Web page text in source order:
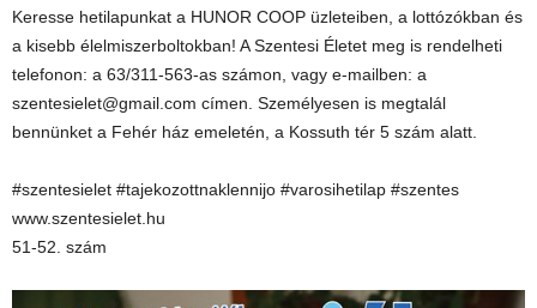
Keresse hetilapunkat a HUNOR COOP üzleteiben, a lottózókban és
a kisebb élelmiszerboltokban! A Szentesi Életet meg is rendelheti
telefonon: a 63/311-563-as számon, vagy e-mailben: a
szentesielet@gmail.com címen. Személyesen is megtalál
bennünket a Fehér ház emeletén, a Kossuth tér 5 szám alatt.
#szentesielet #tajekozottnaklennijo #varosihetilap #szentes
www.szentesielet.hu
51-52. szám